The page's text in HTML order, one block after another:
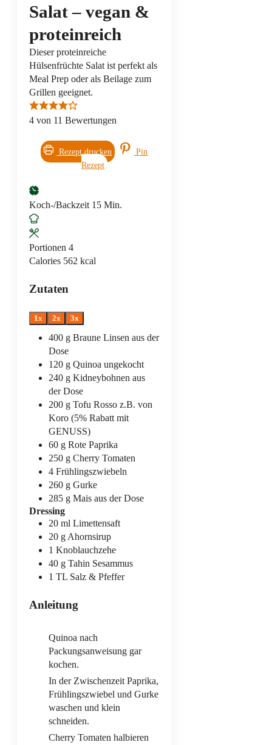
Salat – vegan &
proteinreich
Dieser proteinreiche
Hülsenfrüchte Salat ist perfekt als
Meal Prep oder als Beilage zum
Grillen geeignet.
4 von 11 Bewertungen
Rezept drucken
Pin
Rezept
Koch-/Backzeit 15Minuten
Min.
Portionen 4
Calories 562 kcal
Zutaten
1x 2x 3x
400 g Braune Linsen aus der
Dose
120 g Quinoa ungekocht
240 g Kidneybohnen aus
der Dose
200 g Tofu Rosso z.B. von
Koro (5% Rabatt mit
GENUSS)
60 g Rote Paprika
250 g Cherry Tomaten
4 Frühlingszwiebeln
260 g Gurke
285 g Mais aus der Dose
Dressing
20 ml Limettensaft
20 g Ahornsirup
1 Knoblauchzehe
40 g Tahin Sesammus
1 TL Salz & Pfeffer
Anleitung
Quinoa nach
Packungsanweisung gar
kochen.
In der Zwischenzeit Paprika,
Frühlingszwiebel und Gurke
waschen und klein
schneiden.
Cherry Tomaten halbieren